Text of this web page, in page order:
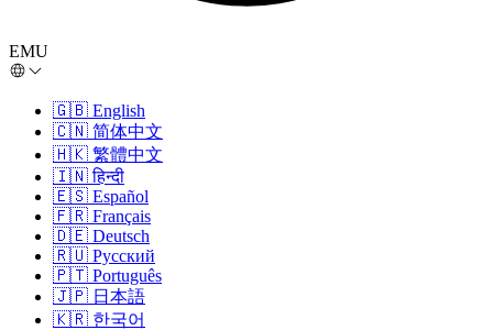
EMU
🇬🇧 English
🇨🇳 简体中文
🇭🇰 繁體中文
🇮🇳 हिन्दी
🇪🇸 Español
🇫🇷 Français
🇩🇪 Deutsch
🇷🇺 Русский
🇵🇹 Português
🇯🇵 日本語
🇰🇷 한국어